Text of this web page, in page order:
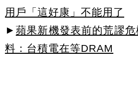
用戶「這好康」不能用了
► 蘋果新機發表前的荒謬
料：台積電在等DRAM